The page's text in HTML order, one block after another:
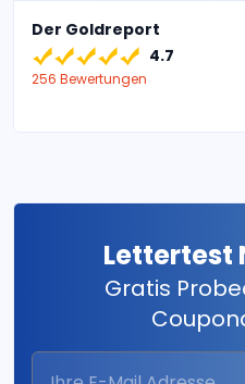
Der Goldreport
4.7
256 Bewertungen
Lettertest
Gratis